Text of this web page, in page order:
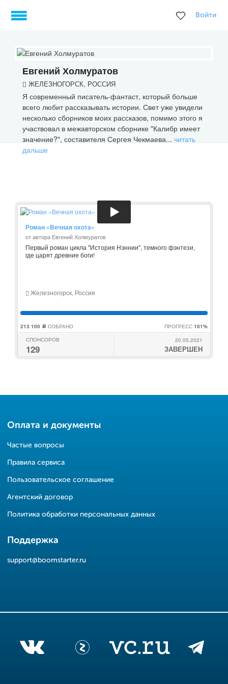
Войти
Евгений Холмуратов
ЖЕЛЕЗНОГОРСК, РОССИЯ
Я современный писатель-фантаст, который больше
всего любит рассказывать истории. Свет уже увидели
несколько сборников моих рассказов, помимо этого я
участвовал в межавторском сборнике "Калибр имеет
значение?", составителя Сергея Чекмаева... читать
дальше
Роман «Вечная охота»
от автора Евгений Холмуратов
Первый роман цикла "История Нэннии", темного фэнтези,
где царят древние боги!
Железногорск, Россия
213 100 c СОБРАНО ПРОГРЕСС 101%
СПОНСОРОВ
129
20.05.2021
ЗАВЕРШЕН
Оплата и документы
Частые вопросы
Правила сервиса
Пользовательское соглашение
Агентский договор
Политика обработки персональных данных
Поддержка
support@boomstarter.ru